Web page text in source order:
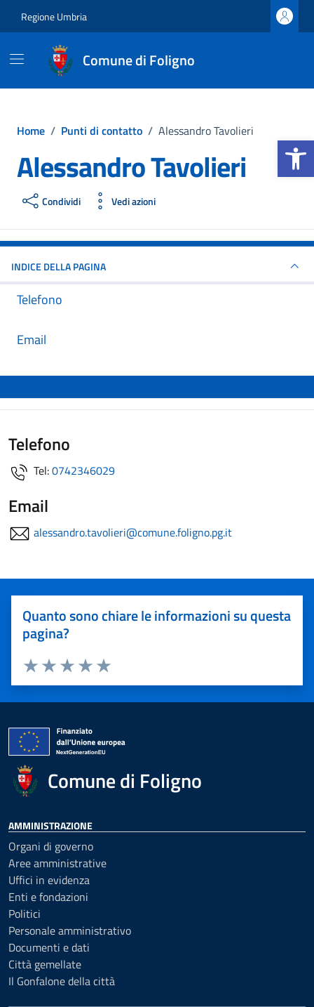
Apri la
Regione Umbria
Comune di Foligno
Home / Punti di contatto / Alessandro Tavolieri
Alessandro Tavolieri
Condividi Vedi azioni
INDICE DELLA PAGINA
Telefono
Email
Telefono
Tel:0742346029
Email
alessandro.tavolieri@comune.foligno.pg.it
Quanto sono chiare le informazioni su questa
pagina?
Valuta 5 stelle su 5
Valuta 4 stelle su 5
Valuta 3 stelle su 5
Valuta 2 stelle su 5
Valuta 1 stelle su 5
Comune di Foligno
AMMINISTRAZIONE
Organi di governo
Aree amministrative
Uffici in evidenza
Enti e fondazioni
Politici
Personale amministrativo
Documenti e dati
Città gemellate
Il Gonfalone della città